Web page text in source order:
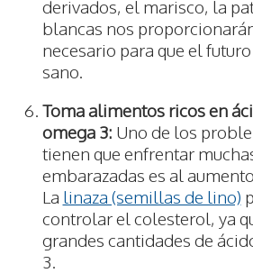
derivados, el marisco, la
blancas nos
necesario para que el
sano.
Toma alimentos ricos en
omega 3: Uno de los
tienen que enfrentar
embarazadas es al
La linaza (semillas de lino)
controlar el colesterol, ya
grandes cantidades de
3.